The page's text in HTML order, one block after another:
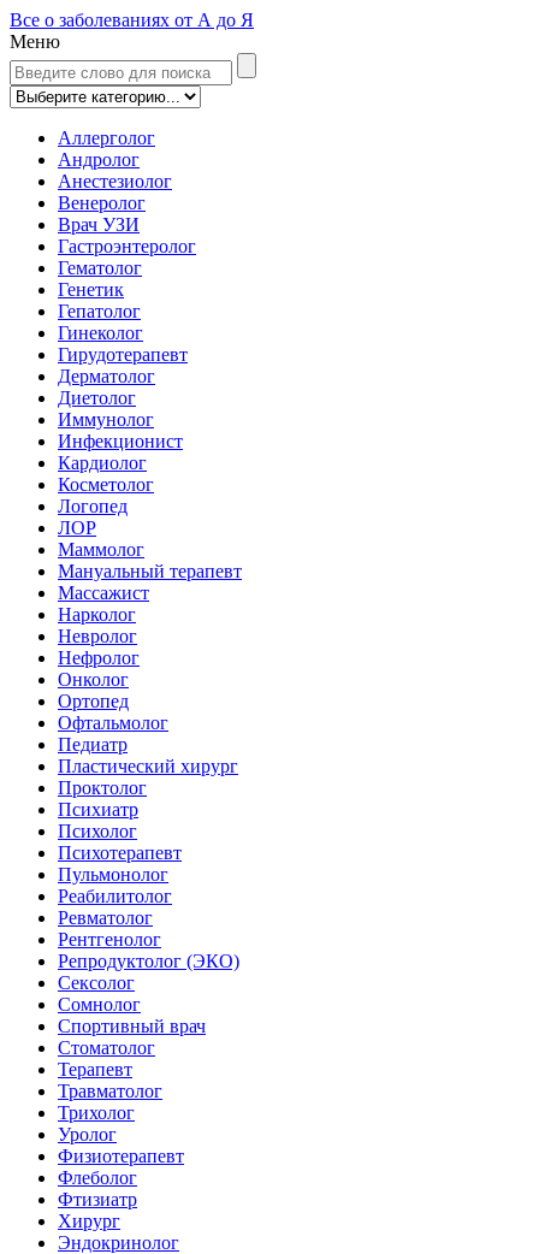
Все о заболеваниях от А до Я
Меню
Аллерголог
Андролог
Анестезиолог
Венеролог
Врач УЗИ
Гастроэнтеролог
Гематолог
Генетик
Гепатолог
Гинеколог
Гирудотерапевт
Дерматолог
Диетолог
Иммунолог
Инфекционист
Кардиолог
Косметолог
Логопед
ЛОР
Маммолог
Мануальный терапевт
Массажист
Нарколог
Невролог
Нефролог
Онколог
Ортопед
Офтальмолог
Педиатр
Пластический хирург
Проктолог
Психиатр
Психолог
Психотерапевт
Пульмонолог
Реабилитолог
Ревматолог
Рентгенолог
Репродуктолог (ЭКО)
Сексолог
Сомнолог
Спортивный врач
Стоматолог
Терапевт
Травматолог
Трихолог
Уролог
Физиотерапевт
Флеболог
Фтизиатр
Хирург
Эндокринолог